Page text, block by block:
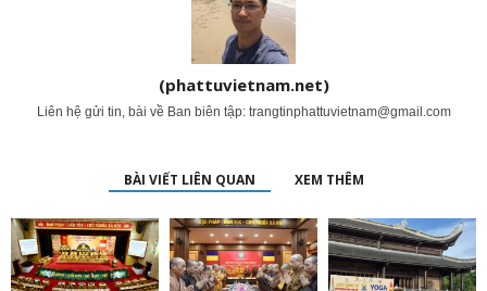
(phattuvietnam.net)
Liên hệ gửi tin, bài về Ban biên tập: trangtinphattuvietnam@gmail.com
BÀI VIẾT LIÊN QUAN XEM THÊM